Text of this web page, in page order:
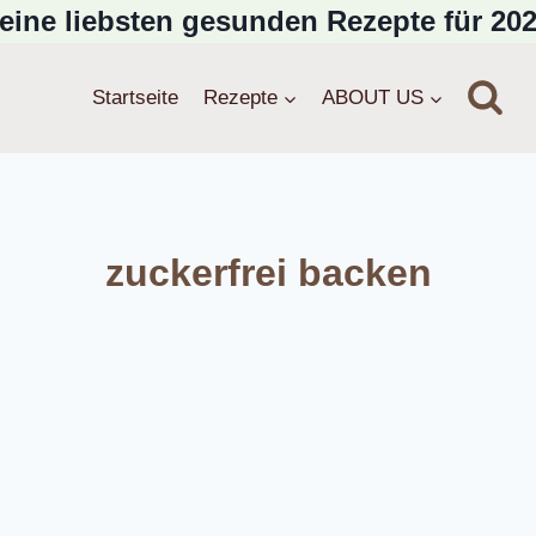
liebsten gesunden Rezepte für
Startseite Rezepte ABOUT US
zuckerfrei backen